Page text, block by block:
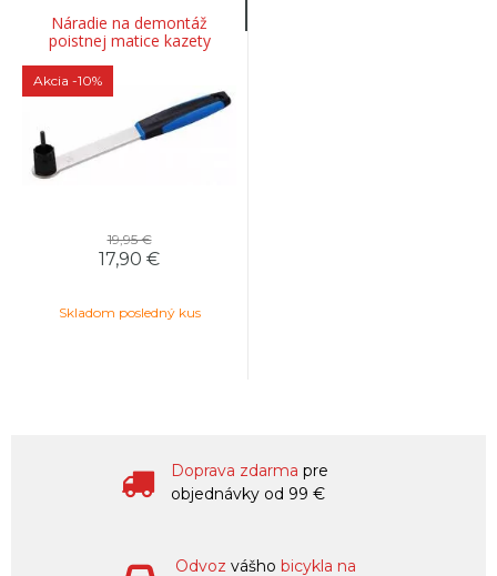
Náradie na demontáž
poistnej matice kazety
SH/Sram BBB BTL-12S
LOCKOUT
Akcia -10%
19,95 €
17,90 €
Skladom posledný kus
Doprava zdarma pre
objednávky od 99 €
Odvoz vášho bicykla na